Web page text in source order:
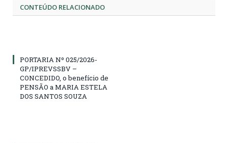
CONTEÚDO RELACIONADO
PORTARIA Nº 025/2026-
GP/IPREVSSBV –
CONCEDIDO, o benefício de
PENSÃO a MARIA ESTELA
DOS SANTOS SOUZA